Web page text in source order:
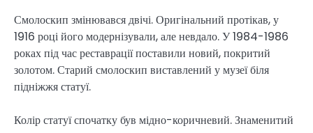
Смолоскип змінювався двічі. Оригінальний протікав, у
1916 році його модернізували, але невдало. У 1984-1986
роках під час реставрації поставили новий, покритий
золотом. Старий смолоскип виставлений у музеї біля
підніжжя статуї.
Колір статуї спочатку був мідно-коричневий. Знаменитий